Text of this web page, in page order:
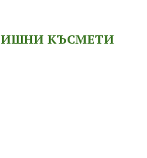
КЪСМЕТИ